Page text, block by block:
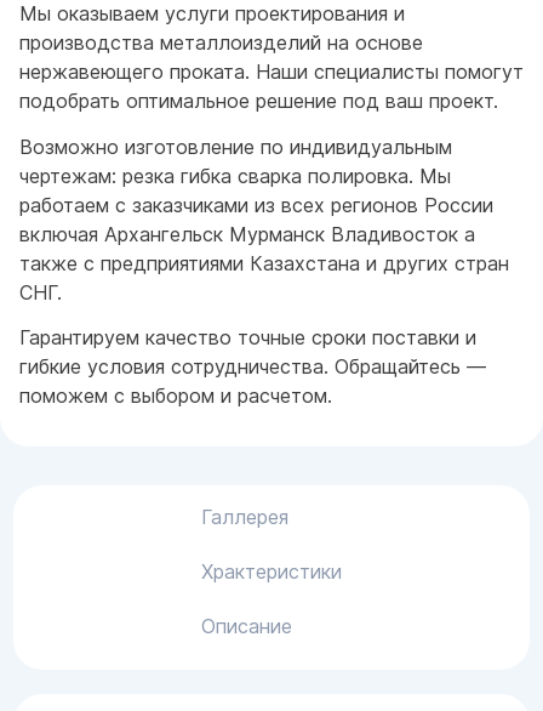
Мы оказываем услуги проектирования и
производства металлоизделий на основе
нержавеющего проката. Наши специалисты помогут
подобрать оптимальное решение под ваш проект.
Возможно изготовление по индивидуальным
чертежам: резка гибка сварка полировка. Мы
работаем с заказчиками из всех регионов России
включая Архангельск Мурманск Владивосток а
также с предприятиями Казахстана и других стран
СНГ.
Гарантируем качество точные сроки поставки и
гибкие условия сотрудничества. Обращайтесь —
поможем с выбором и расчетом.
Галлерея
Храктеристики
Описание